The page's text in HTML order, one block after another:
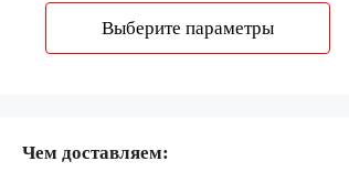
–
Выберите параметры
Чем доставляем: